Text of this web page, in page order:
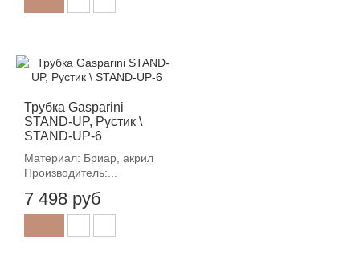
Трубка Gasparini
STAND-UP, Рустик \
STAND-UP-6
Материал: Бриар, акрил
Производитель:...
7 498 руб